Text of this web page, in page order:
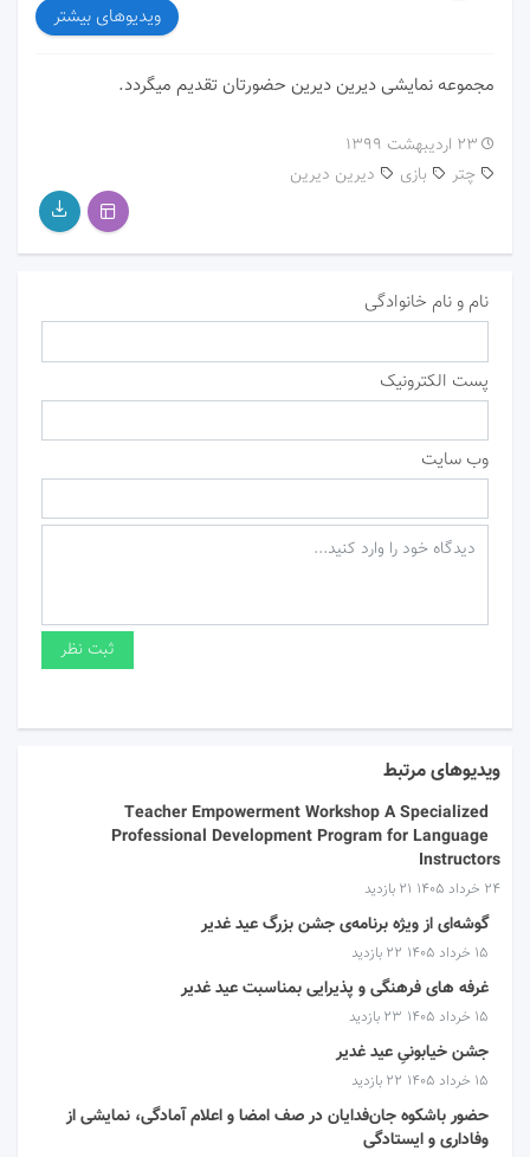
ویدیوهای بیشتر
مجموعه نمایشی دیرین دیرین حضورتان تقدیم میگردد.
۲۳ اردیبهشت ۱۳۹۹
بازی
چتر دیرین دیرین
نام و نام خانوادگی
پست الکترونیک
وب سایت
ویدیوهای مرتبط
Teacher Empowerment Workshop A Specialized
Professional Development Program for Language
Instructors
۲۴ خرداد ۱۴۰۵ 21 بازدید
گوشه‌ای از ویژه برنامه‌ی جشن بزرگ عید غدیر
۱۵ خرداد ۱۴۰۵ 22 بازدید
غرفه های فرهنگی و پذیرایی بمناسبت عید غدیر
۱۵ خرداد ۱۴۰۵ 23 بازدید
جشن خیابونیِ عید غدیر
۱۵ خرداد ۱۴۰۵ 22 بازدید
حضور باشکوه جان‌فدایان در صف امضا و اعلام آمادگی، نمایشی از
وفاداری و ایستادگی